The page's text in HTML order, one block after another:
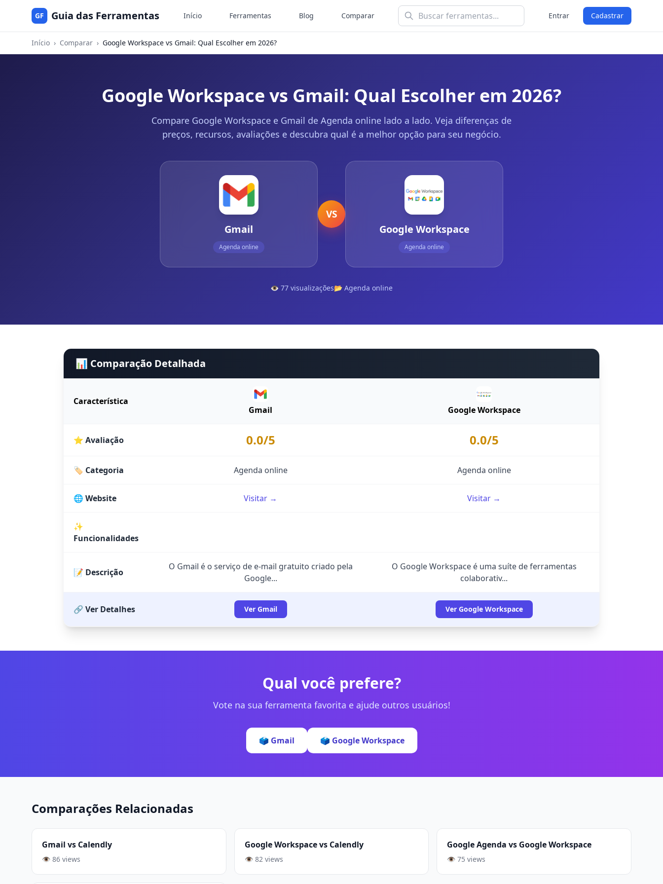
GF Guia das Ferramentas Início Ferramentas Blog Comparar Entrar Cadastrar
Início › Comparar › Google Workspace vs Gmail: Qual Escolher em 2026?
Google Workspace vs Gmail: Qual Escolher em 2026?
Compare Google Workspace e Gmail de Agenda online lado a lado. Veja diferenças de
preços, recursos, avaliações e descubra qual é a melhor opção para seu negócio.
Gmail
Agenda online
VS
Google Workspace
Agenda online
👁️ 77 visualizações📂 Agenda online
📊 Comparação Detalhada
Característica
Gmail
Google Workspace
⭐ Avaliação 0.0/5 0.0/5
🏷️ Categoria Agenda online Agenda online
🌐 Website Visitar → Visitar →
✨
Funcionalidades
📝 Descrição
O Gmail é o serviço de e-mail gratuito criado pela
Google...
O Google Workspace é uma suíte de ferramentas
colaborativ...
🔗 Ver Detalhes Ver Gmail Ver Google Workspace
Qual você prefere?
Vote na sua ferramenta favorita e ajude outros usuários!
🗳️ Gmail 🗳️ Google Workspace
Comparações Relacionadas
Gmail vs Calendly
👁️ 86 views
Google Workspace vs Calendly
👁️ 82 views
Google Agenda vs Google Workspace
👁️ 75 views